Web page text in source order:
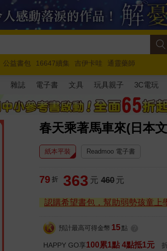
公益書包 16647續集 吉伊卡哇
通靈藥師
馬斯克 玩具總動員5 超慢跑
雜誌 電子書 文具 玩具親子 3C電玩
春天乘著馬車來(日本
紙本平裝 Readmoo 電子書
79 折 363 元 460 元
認購希望書包，幫助弱勢孩童上
預計最高可得金幣 15 點
HAPPY GO享100累1點 4點抵1元